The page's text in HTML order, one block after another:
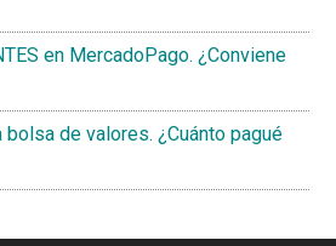
en MercadoPago. ¿Conviene
bolsa de valores. ¿Cuánto pagué